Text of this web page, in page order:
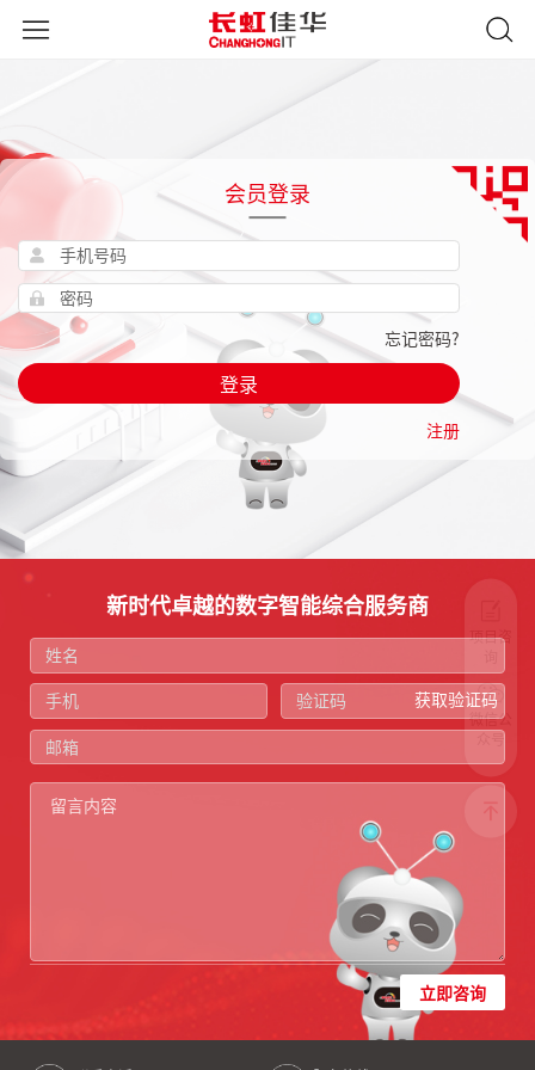
会员登录
忘记密码?
登录
注册
项目咨
微信公
众号
新时代卓越的数字智能综合服务商
获取验证码
立即咨询